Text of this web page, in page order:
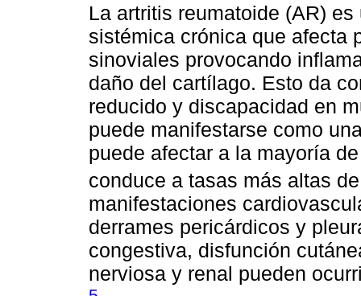
La artritis reumatoide (AR)
sistémica crónica que afecta
sinoviales provocando
daño del cartílago. Esto da
reducido y discapacidad en
puede manifestarse como
puede afectar a la mayoría
conduce a tasas más altas
manifestaciones
derrames pericárdicos y
congestiva, disfunción
nerviosa y renal pueden